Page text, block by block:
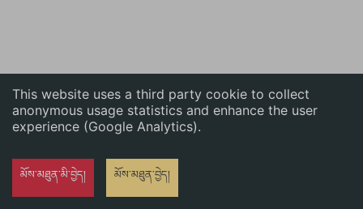
This website uses a third party cookie to collect
anonymous usage statistics and enhance the user
experience (Google Analytics).
མོས་མཐུན་མི་བྱེད། མོས་མཐུན་བྱེད།